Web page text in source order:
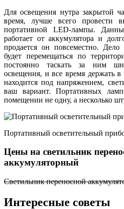
Для освещения нутра закрытой
время, лучше всего провести
портативной LED-лампы.
работает от аккумулятора и
продается он повсеместно.
будет перемещаться по
постоянно таскать за ним
освещения, и все время держать
находится под напряжением,
ваш вариант. Портативных
помещении не одну, а несколько
Портативный осветительный
Цены на светильник
аккумуляторный
Светильник переносной
Интересные советы